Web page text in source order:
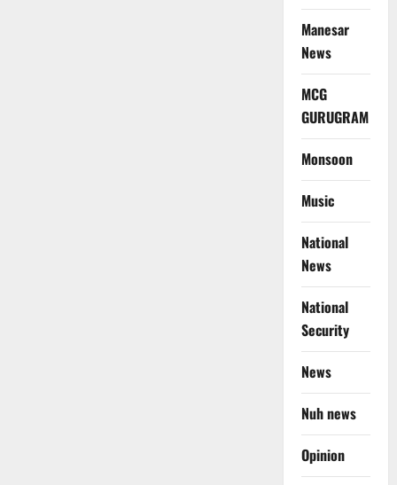
Manesar
News
MCG
GURUGRAM
Monsoon
Music
National
News
National
Security
News
Nuh news
Opinion